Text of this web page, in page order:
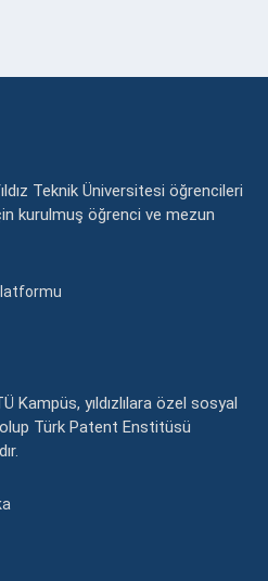
Teknik Üniversitesi öğrencileri
kurulmuş öğrenci ve mezun
Kampüs, yıldızlılara özel sosyal
Türk Patent Enstitüsü